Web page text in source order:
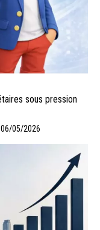
sous pression
05/2026